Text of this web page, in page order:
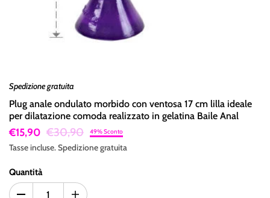
Spedizione gratuita
Plug anale ondulato morbido con ventosa 17 cm lilla ideale
per dilatazione comoda realizzato in gelatina Baile Anal
€15,90 €30,90 49% Sconto
Tasse incluse.Spedizionegratuita
Quantità